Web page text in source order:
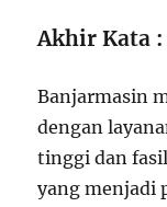
Akhir Kata :
Banjarmasin
dengan
tinggi dan
yang menjadi